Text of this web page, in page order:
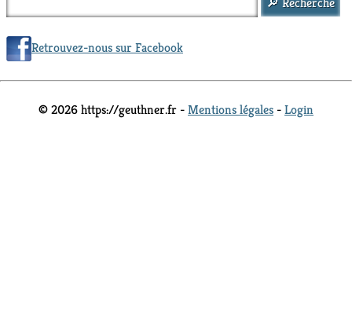
Retrouvez-nous sur Facebook
© 2026 https://geuthner.fr -Mentions légales -Login